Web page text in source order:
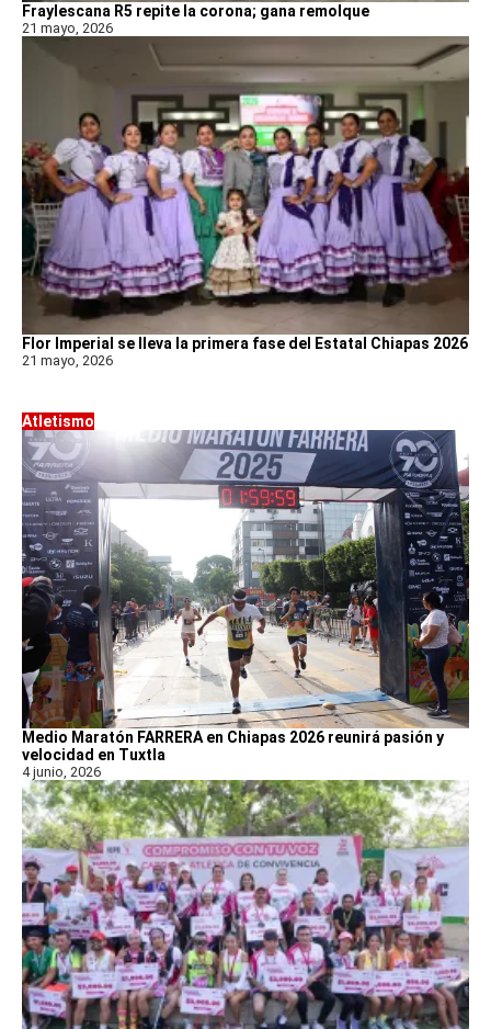
Fraylescana R5 repite la corona; gana remolque
21 mayo, 2026
Flor Imperial se lleva la primera fase del Estatal Chiapas 2026
21 mayo, 2026
Atletismo
Medio Maratón FARRERA en Chiapas 2026 reunirá pasión y
velocidad en Tuxtla
4 junio, 2026